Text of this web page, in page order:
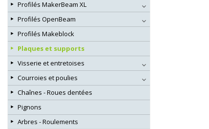
Profilés MakerBeam XL
Profilés OpenBeam
Profilés Makeblock
Plaques et supports
Visserie et entretoises
Courroies et poulies
Chaînes - Roues dentées
Pignons
Arbres - Roulements